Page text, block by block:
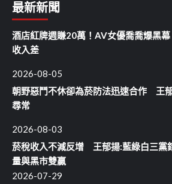
最新新聞
酒店紅牌週賺20萬！AV女優喬喬爆黑
收入差
2026-08-05
朝野惡鬥不休卻為菸防法迅速合作 王
尋常
2026-08-03
菸稅收入不減反增 王郁揚:藍綠白三黨
量與黑市雙贏
2026-07-29